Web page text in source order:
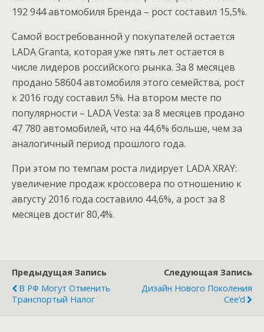
192 944 автомобиля Бренда – рост составил 15,5%.
Самой востребованной у покупателей остается
LADA Granta, которая уже пять лет остается в
числе лидеров российского рынка. За 8 месяцев
продано 58604 автомобиля этого семейства, рост
к 2016 году составил 5%. На втором месте по
популярности – LADA Vesta: за 8 месяцев продано
47 780 автомобилей, что на 44,6% больше, чем за
аналогичный период прошлого года.
При этом по темпам роста лидирует LADA XRAY:
увеличение продаж кроссовера по отношению к
августу 2016 года составило 44,6%, а рост за 8
месяцев достиг 80,4%.
Предыдущая Запись
В РФ Могут Отменить
Транспортый Налог
Следующая Запись
Дизайн Нового Поколения
Cee’d